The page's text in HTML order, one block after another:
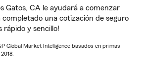
Gatos, CA le ayudará a comenzar
completado una cotización de seguro
rápido y sencillo!
Global Market Intelligence basados en primas